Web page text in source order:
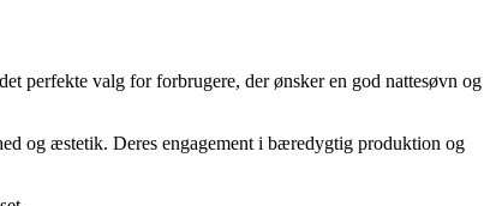
perfekte valg for forbrugere, der ønsker en god nattesøvn og
og æstetik. Deres engagement i bæredygtig produktion og